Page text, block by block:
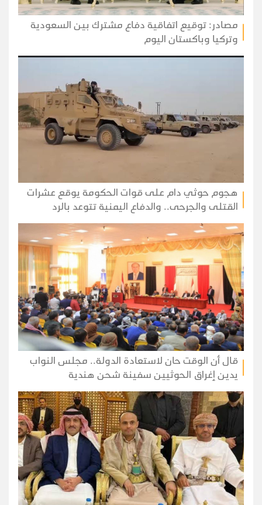
مصادر: توقيع اتفاقية دفاع مشترك بين السعودية
وتركيا وباكستان اليوم
هجوم حوثي دام على قوات الحكومة يوقع عشرات
القتلى والجرحى.. والدفاع اليمنية تتوعد بالرد
قال أن الوقت حان لاستعادة الدولة.. مجلس النواب
يدين إغراق الحوثيين سفينة شحن هندية